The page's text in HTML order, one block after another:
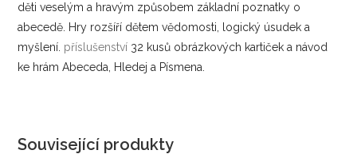
děti veselým a hravým způsobem základní poznatky o
abecedě. Hry rozšíří dětem vědomosti, logický úsudek a
myšlení. příslušenství 32 kusů obrázkových kartiček a návod
ke hrám Abeceda, Hledej a Písmena.
Související produkty